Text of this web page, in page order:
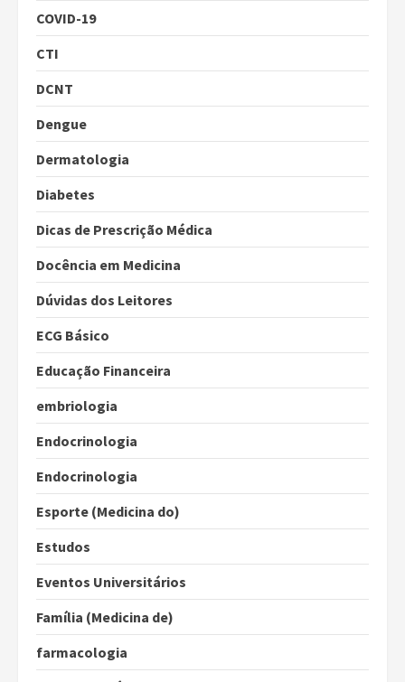
COVID-19
CTI
DCNT
Dengue
Dermatologia
Diabetes
Dicas de Prescrição Médica
Docência em Medicina
Dúvidas dos Leitores
ECG Básico
Educação Financeira
embriologia
Endocrinologia
Endocrinologia
Esporte (Medicina do)
Estudos
Eventos Universitários
Família (Medicina de)
farmacologia